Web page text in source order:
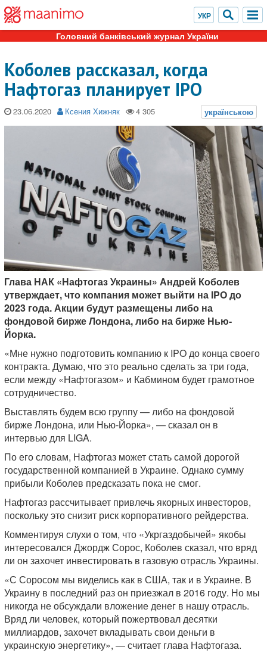
Головний банківський журнал України
Коболев рассказал, когда
Нафтогаз планирует IPO
23.06.2020 Ксения Хижняк
Глава НАК «Нафтогаз Украины» Андрей Коболев
утверждает, что компания может выйти на IPO до
2023 года. Акции будут размещены либо на
фондовой бирже Лондона, либо на бирже Нью-
Йорка.
«Мне нужно подготовить компанию к IPO до конца своего
контракта. Думаю, что это реально сделать за три года,
если между «Нафтогазом» и Кабмином будет грамотное
сотрудничество.
Выставлять будем всю группу — либо на фондовой
бирже Лондона, или Нью-Йорка», — сказал он в
интервью для LIGA.
По его словам, Нафтогаз может стать самой дорогой
государственной компанией в Украине. Однако сумму
прибыли Коболев предсказать пока не смог.
Нафтогаз рассчитывает привлечь якорных инвесторов,
поскольку это снизит риск корпоративного рейдерства.
Комментируя слухи о том, что «Укргаздобычей» якобы
интересовался Джордж Сорос, Коболев сказал, что вряд
ли он захочет инвестировать в газовую отрасль Украины.
«С Соросом мы виделись как в США, так и в Украине. В
Украину в последний раз он приезжал в 2016 году. Но мы
никогда не обсуждали вложение денег в нашу отрасль.
Вряд ли человек, который пожертвовал десятки
миллиардов, захочет вкладывать свои деньги в
украинскую энергетику», — считает глава Нафтогаза.